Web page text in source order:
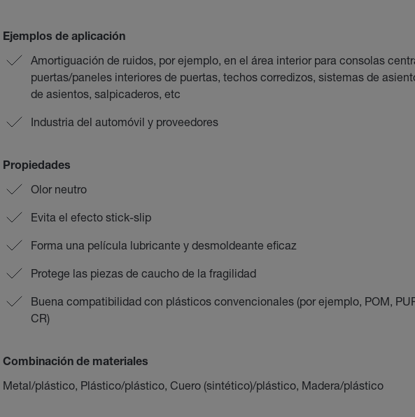
Ejemplos de aplicación
Amortiguación de ruidos, por ejemplo, en el área interior para consolas
puertas/paneles interiores de puertas, techos corredizos, sistemas de
de asientos, salpicaderos, etc
Industria del automóvil y proveedores
Propiedades
Olor neutro
Evita el efecto stick-slip
Forma una película lubricante y desmoldeante eficaz
Protege las piezas de caucho de la fragilidad
Buena compatibilidad con plásticos convencionales (por ejemplo, POM,
CR)
Combinación de materiales
Metal/plástico, Plástico/plástico, Cuero (sintético)/plástico, Madera/plástico